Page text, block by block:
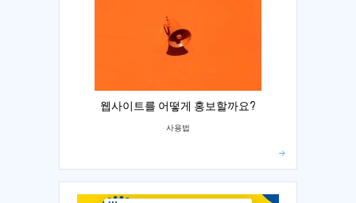
웹사이트를 어떻게 홍보할까요?
사용법